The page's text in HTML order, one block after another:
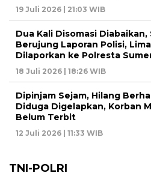
19 Juli 2026 | 21:03 WIB
Dua Kali Disomasi
Berujung Laporan Polisi,
Dilaporkan ke Polresta
18 Juli 2026 | 18:26 WIB
Dipinjam Sejam, Hilang
Diduga Digelapkan, Korban
Belum Terbit
12 Juli 2026 | 11:33 WIB
TNI-POLRI